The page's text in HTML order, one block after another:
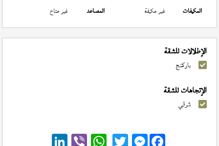
المكيفات
غير مكيفة المصاعد غير متاح
الإطلالات للشقة
باركنج
الإتجاهات للشقة
شرقي
Messenger